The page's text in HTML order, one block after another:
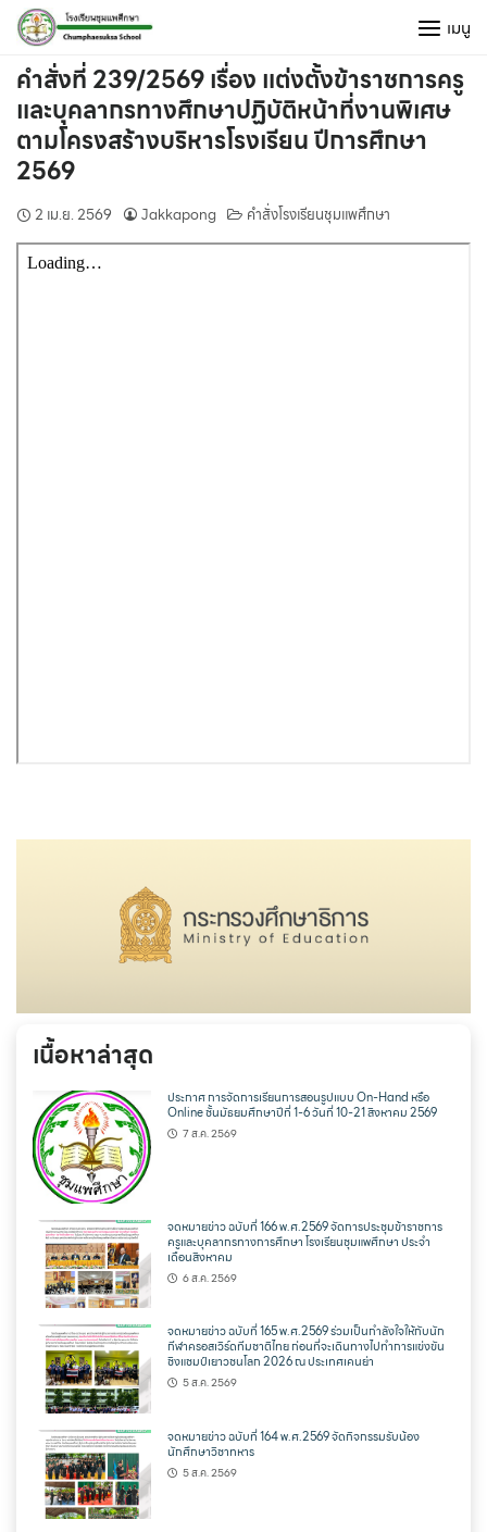
Skip
content
เมนู
คำสั่งที่ 239/2569 เรื่อง แต่งตั้งข้าราชการครู
และบุคลากรทางศึกษาปฏิบัติหน้าที่งานพิเศษ
ตามโครงสร้างบริหารโรงเรียน ปีการศึกษา
2569
2 เม.ย. 2569 Jakkapong คำสั่งโรงเรียนชุมแพศึกษา
เนื้อหาล่าสุด
ประกาศ การจัดการเรียนการสอนรูปแบบ On-Hand หรือ
Online ชั้นมัธยมศึกษาปีที่ 1-6 วันที่ 10-21 สิงหาคม 2569
7 ส.ค. 2569
จดหมายข่าว ฉบับที่ 166 พ.ศ.2569 จัดการประชุมข้าราชการ
ครูและบุคลากรทางการศึกษา โรงเรียนชุมแพศึกษา ประจำ
เดือนสิงหาคม
6 ส.ค. 2569
จดหมายข่าว ฉบับที่ 165 พ.ศ.2569 ร่วมเป็นกำลังใจให้กับนัก
กีฬาครอสเวิร์ดทีมชาติไทย ก่อนที่จะเดินทางไปทำการแข่งขัน
ชิงแชมป์เยาวชนโลก 2026 ณ ประเทศเคนย่า
5 ส.ค. 2569
จดหมายข่าว ฉบับที่ 164 พ.ศ.2569 จัดกิจกรรมรับน้อง
นักศึกษาวิชาทหาร
5 ส.ค. 2569